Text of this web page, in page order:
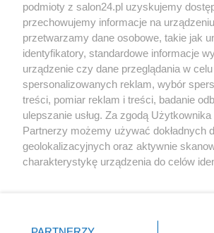
Społeczeństwo
Kultura
X Facebook Instagram
podmioty z salon24.pl uzyskujemy
przechowujemy informacje na
przetwarzamy dane osobowe, takie jak
identyfikatory, standardowe informacje
urządzenie czy dane przeglądania w
spersonalizowanych reklam, wybór
treści, pomiar reklam i treści, badanie
ulepszanie usług. Za zgodą
Partnerzy możemy używać dokładnych
geolokalizacyjnych oraz aktywnie
charakterystykę urządzenia do celów
zmienić/wycofać klikając przycisk